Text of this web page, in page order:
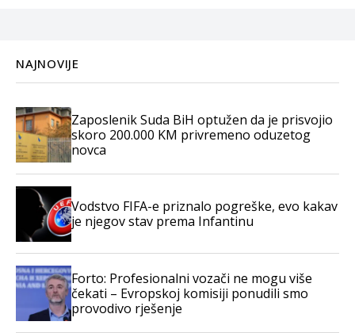
NAJNOVIJE
Zaposlenik Suda BiH optužen da je prisvojio
skoro 200.000 KM privremeno oduzetog
novca
Vodstvo FIFA-e priznalo pogreške, evo kakav
je njegov stav prema Infantinu
Forto: Profesionalni vozači ne mogu više
čekati – Evropskoj komisiji ponudili smo
provodivo rješenje